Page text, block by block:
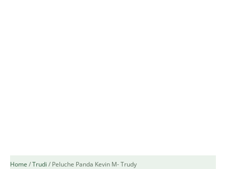
Home /Trudi / Peluche Panda Kevin M- Trudy